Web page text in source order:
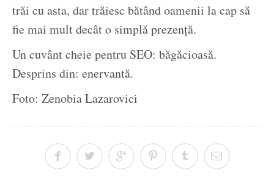
trăi cu asta, dar trăiesc bătând oamenii la cap să
fie mai mult decât o simplă prezență.
Un cuvânt cheie pentru SEO: băgăcioasă.
Desprins din: enervantă.
Foto: Zenobia Lazarovici